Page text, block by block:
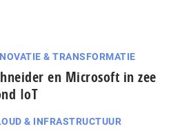
& TRANSFORMATIE
en Microsoft in zee
IoT
& INFRASTRUCTUUR